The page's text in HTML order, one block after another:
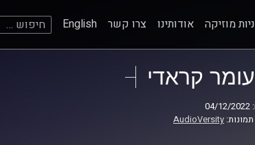
מוזיקה אודותינו צרו קשר English חיפוש:
עומר קראדי
AudioVersity